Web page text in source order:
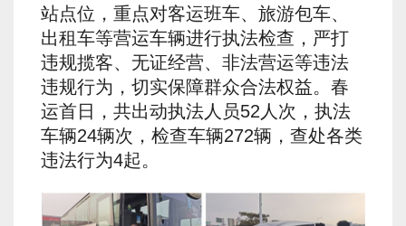
站点位，重点对客运班车、旅游包车、
出租车等营运车辆进行执法检查，严打
违规揽客、无证经营、非法营运等违法
违规行为，切实保障群众合法权益。春
运首日，共出动执法人员52人次，执法
车辆24辆次，检查车辆272辆，查处各类
违法行为4起。